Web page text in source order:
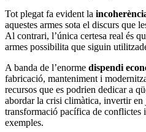
Tot plegat fa evident la
aquestes armes sota el discurs que
Al contrari, l’única certesa real és
armes possibilita que siguin
A banda de l’enorme dispendi
fabricació, manteniment i
recursos que es podrien dedicar a
abordar la crisi climàtica, invertir
transformació pacífica de conflictes
exemples.